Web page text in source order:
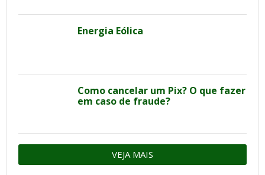
Energia Eólica
Como cancelar um Pix? O que fazer
em caso de fraude?
VEJA MAIS